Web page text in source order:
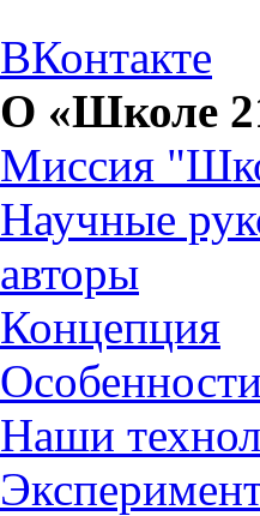
ВКонтакте
О «Школе
Миссия
Научные
авторы
Концепция
Наши